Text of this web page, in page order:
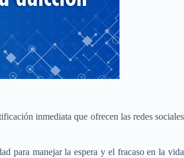
inmediata que ofrecen las redes sociales
para manejar la espera y el fracaso en la vida